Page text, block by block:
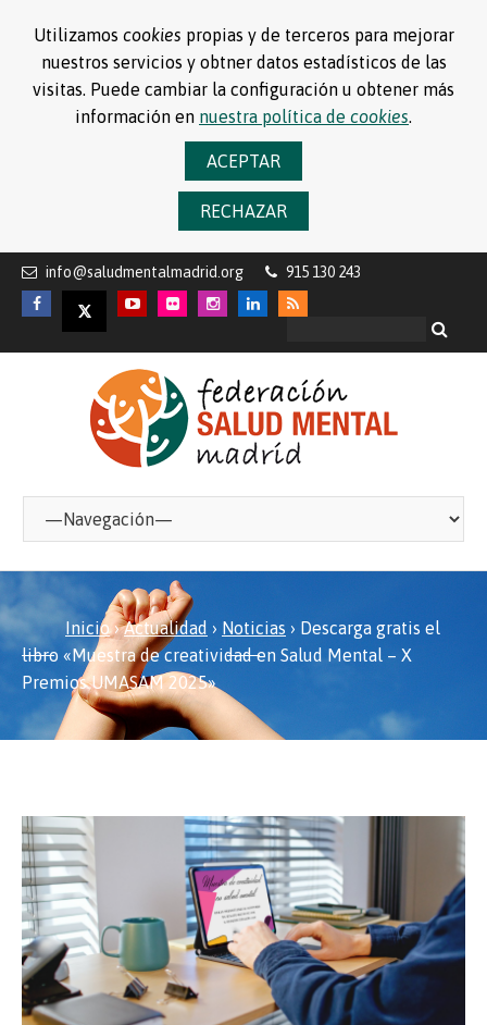
Utilizamos cookies propias y de terceros para mejorar
nuestros servicios y obtner datos estadísticos de las
visitas. Puede cambiar la configuración u obtener más
información en nuestra política de cookies.
ACEPTAR
RECHAZAR
info@saludmentalmadrid.org 915 130 243
Inicio›Actualidad › Noticias › Descarga gratis el
libro «Muestra de creatividad en Salud Mental – X
Premios UMASAM 2025»